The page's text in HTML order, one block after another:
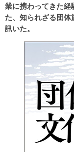
業に携わってきた経
た、知られざる団
訊いた。